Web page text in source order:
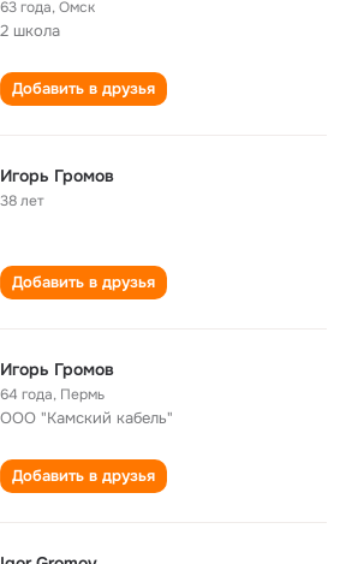
63 года,Омск
2 школа
Добавить в друзья
Игорь Громов
38 лет
Добавить в друзья
Игорь Громов
64 года, Пермь
ООО "Камский кабель"
Добавить в друзья